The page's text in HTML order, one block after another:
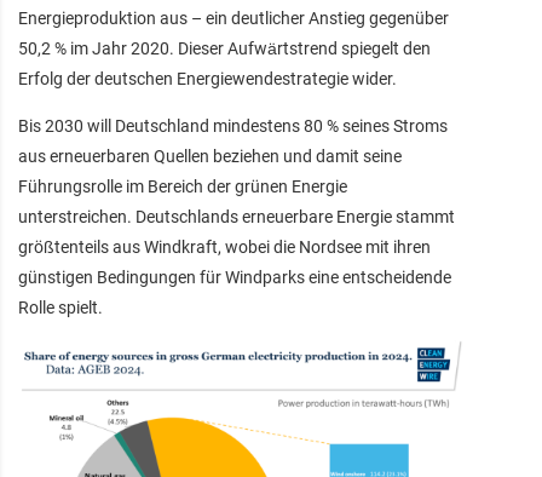
Energieproduktion aus – ein deutlicher Anstieg gegenüber
50,2 % im Jahr 2020. Dieser Aufwärtstrend spiegelt den
Erfolg der deutschen Energiewendestrategie wider.
Bis 2030 will Deutschland mindestens 80 % seines Stroms
aus erneuerbaren Quellen beziehen und damit seine
Führungsrolle im Bereich der grünen Energie
unterstreichen. Deutschlands erneuerbare Energie stammt
größtenteils aus Windkraft, wobei die Nordsee mit ihren
günstigen Bedingungen für Windparks eine entscheidende
Rolle spielt.